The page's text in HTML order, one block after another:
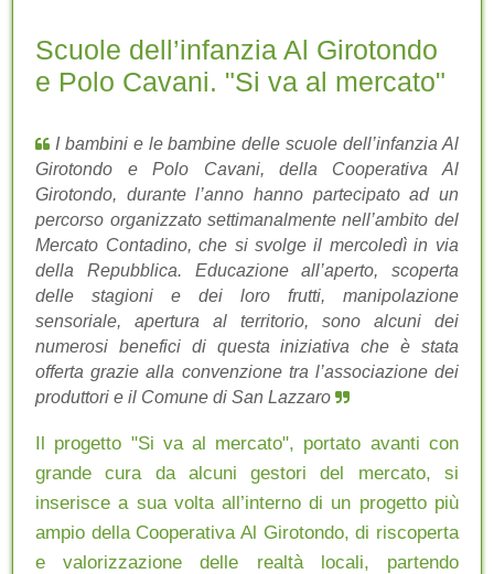
Scuole dell’infanzia Al Girotondo
e Polo Cavani. "Si va al mercato"
I bambini e le bambine delle scuole dell’infanzia Al
Girotondo e Polo Cavani, della Cooperativa Al
Girotondo, durante l’anno hanno partecipato ad un
percorso organizzato settimanalmente nell’ambito del
Mercato Contadino, che si svolge il mercoledì in via
della Repubblica. Educazione all’aperto, scoperta
delle stagioni e dei loro frutti, manipolazione
sensoriale, apertura al territorio, sono alcuni dei
numerosi benefici di questa iniziativa che è stata
offerta grazie alla convenzione tra l’associazione dei
produttori e il Comune di San Lazzaro
Il progetto "Si va al mercato", portato avanti con
grande cura da alcuni gestori del mercato, si
inserisce a sua volta all’interno di un progetto più
ampio della Cooperativa Al Girotondo, di riscoperta
e valorizzazione delle realtà locali, partendo